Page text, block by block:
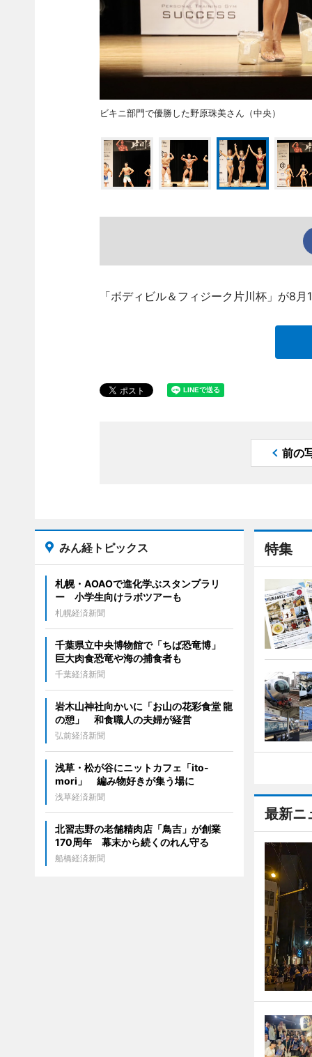
ビキニ部門で優勝した野原珠美さん（中央）
「ボディビル＆フィジーク片川杯」が8
前の
特集
最新ニ
みん経トピックス
札幌・AOAOで進化学ぶスタンプラリ
ー 小学生向けラボツアーも
札幌経済新聞
千葉県立中央博物館で「ちば恐竜博」
巨大肉食恐竜や海の捕食者も
千葉経済新聞
岩木山神社向かいに「お山の花彩食堂 龍
の憩」 和食職人の夫婦が経営
弘前経済新聞
浅草・松が谷にニットカフェ「ito-
mori」 編み物好きが集う場に
浅草経済新聞
北習志野の老舗精肉店「鳥吉」が創業
170周年 幕末から続くのれん守る
船橋経済新聞